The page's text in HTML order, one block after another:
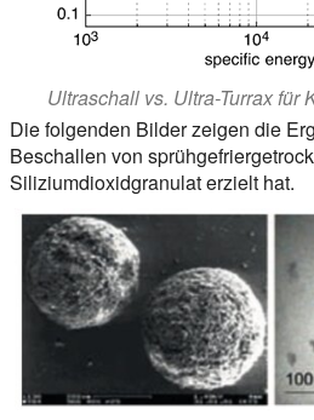
Ultraschall vs. Ultra-Turrax für
Die folgenden Bilder zeigen die
Beschallen von
Siliziumdioxidgranulat erzielt hat.